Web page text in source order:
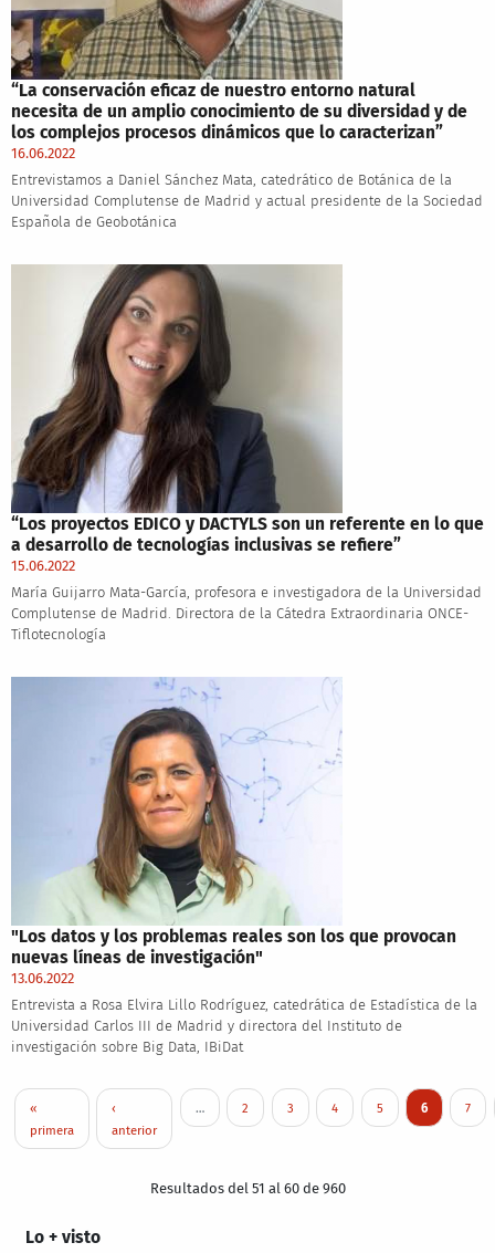
Lo + visto
“La conservación eficaz de nuestro entorno natural
necesita de un amplio conocimiento de su diversidad y de
los complejos procesos dinámicos que lo caracterizan”
16.06.2022
Entrevistamos a Daniel Sánchez Mata, catedrático de Botánica de la
Universidad Complutense de Madrid y actual presidente de la Sociedad
Española de Geobotánica
“Los proyectos EDICO y DACTYLS son un referente en lo que
a desarrollo de tecnologías inclusivas se refiere”
15.06.2022
María Guijarro Mata-García, profesora e investigadora de la Universidad
Complutense de Madrid. Directora de la Cátedra Extraordinaria ONCE-
Tiflotecnología
"Los datos y los problemas reales son los que provocan
nuevas líneas de investigación"
13.06.2022
Entrevista a Rosa Elvira Lillo Rodríguez, catedrática de Estadística de la
Universidad Carlos III de Madrid y directora del Instituto de
investigación sobre Big Data, IBiDat
Paginación
Primera página
«
primera
Página anterior
‹
anterior
… Page
2 Page
3 Page
4 Page
5 Página actual
6 Page
7
Resultados del 51 al 60 de 960